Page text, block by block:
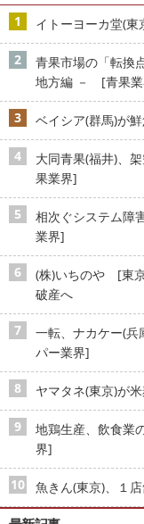
イトーヨーカ堂(
青果市場の「転換
地方編 － [青果
ベイシア(群馬)が
大同青果(福井)、
果業界]
相次ぐシステム障
業界]
(株)いちのや [東
破産へ
一転、ナカケー(
パー業界]
ヤマタネ(東京)が
地鶏生産、飲食業
界]
魚きん(東京)、１